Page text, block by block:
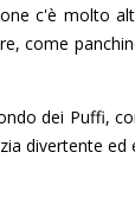
c'è molto
come
dei Puffi,
divertente ed